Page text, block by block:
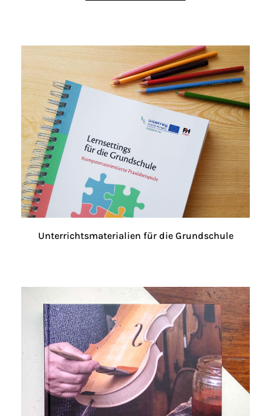
Unterrichtsmaterialien für die Grundschule